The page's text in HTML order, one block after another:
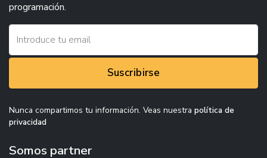
programación.
Suscribirse
Nunca compartimos tu información. Veas nuestra política de
privacidad
Somos partner